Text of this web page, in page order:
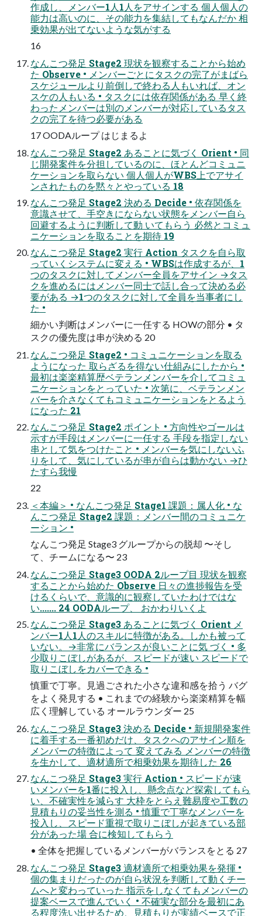
作成し、メンバー1人1人をアサインする 個人個人の
能力は高いのに、その能力を集結してもなんだか 相
乗効果が出てないような気がする
16
なんこつ発足 Stage2 現状を観察することから始め
た Observe • メンバーごとにタスクの完了がまばら
スケジュールより前倒しで終わる人もいれば、オン
スケの人もいる • タスクには依存関係がある 早く終
わったメンバーは別のメンバーが対応しているタス
クの完了を待つ必要がある
17 OODAループ はじまるよ
なんこつ発足 Stage2 あることに気づく Orient • 同
じ開発案件を分担しているのに、ほとんどコミュニ
ケーションを取らない 個人個人がWBS上でアサイ
ンされたものを黙々とやっている 18
なんこつ発足 Stage2 決める Decide • 依存関係を
意識させて、手空きにならない状態をメンバー自ら
回避するように判断して動 いてもらう 必然とコミュ
ニケーションを取ることを期待 19
なんこつ発足 Stage2 実行 Action タスクを自ら取
っていくシステムに変える • WBSは作成するが、1
つのタスクに対してメンバー全員をアサイン →タス
クを進めるにはメンバー同士で話し合って決める必
要がある →1つのタスクに対して全員を当事者にし
た •
細かい判断はメンバーに一任する HOWの部分 • タ
スクの優先度は串が決める 20
なんこつ発足 Stage2 • コミュニケーションを取る
ようになった 取らざるを得ない仕組みにしたから •
最初は楽楽精算歴ベテランメンバーを介してコミュ
ニケーションをとっていた • 次第に、ベテランメン
バーを介さなくてもコミュニケーションをとるよう
になった 21
なんこつ発足 Stage2 ポイント • 方向性やゴールは
示すが手段はメンバーに一任する 手段を指定しない
串として気をつけたこと • メンバーを気にしないふ
りをして、気にしているが串が自らは動かない →ひ
たすら我慢
22
＜本編＞ • なんこつ発足 Stage1 課題：属人化 • な
んこつ発足 Stage2 課題：メンバー間のコミュニケ
ーション •
なんこつ発足 Stage3 グループからの脱却 〜そし
て、チームになる〜 23
なんこつ発足 Stage3 OODA 2ループ目 現状を観察
することから始めた Observe 日々の進捗報告を受
けるくらいで、意識的に観察していたわけではな
い....... 24 OODAループ、 おかわりいくよ
なんこつ発足 Stage3 あることに気づく Orient メ
ンバー1人1人のスキルに特徴がある。しかも被って
いない。→非常にバランスが良いことに気 づく • 多
少取りこぼしがあるが、スピードが速い スピードで
取りこぼしをカバーできる •
慎重で丁寧。見過ごされた小さな違和感を拾う バグ
をよく発見する • これまでの経験から楽楽精算を幅
広く理解している オールラウンダー 25
なんこつ発足 Stage3 決める Decide • 新規開発案件
に着手する一番初めだけ、タスクへのアサイン順を
メンバーの特徴によって 変えてみる メンバーの特徴
を生かして、適材適所で相乗効果を期待した 26
なんこつ発足 Stage3 実行 Action • スピードが速
いメンバーを1番に投入し、懸念点など探索してもら
い、不確実性を減らす 大枠をとらえ難易度や工数の
見積もりの妥当性を測る • 慎重で丁寧なメンバーを
投入し、スピード重視で取りこぼしが起きている部
分があった場 合に検知してもらう
• 全体を把握しているメンバーがバランスをとる 27
なんこつ発足 Stage3 適材適所で相乗効果を発揮 •
個の集まりだったのが自ら状況を判断して動くチー
ムへと変わっていった 指示をしなくてもメンバーの
提案ベースで進んでいく • 不確実な部分を最初にあ
る程度洗い出せるため、見積もりが実績ベースで正